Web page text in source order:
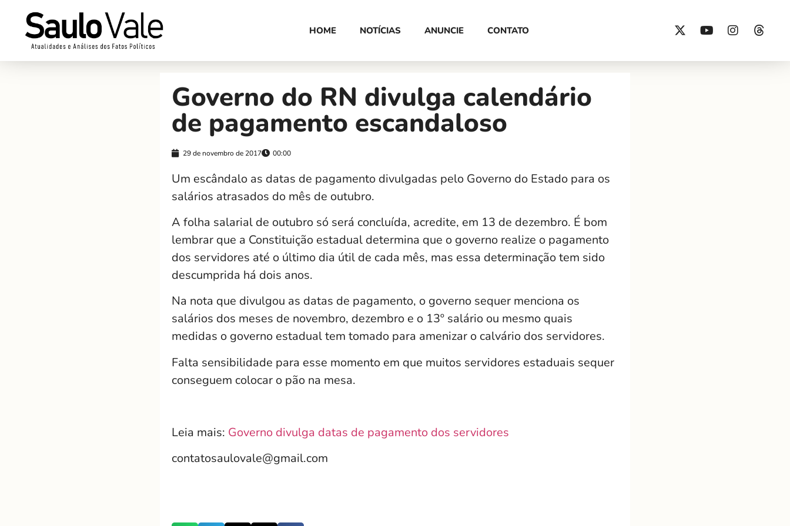
HOME NOTÍCIAS ANUNCIE CONTATO
Governo do RN divulga calendário
de pagamento escandaloso
29 de novembro de 2017 00:00
Um escândalo as datas de pagamento divulgadas pelo Governo do Estado para os
salários atrasados do mês de outubro.
A folha salarial de outubro só será concluída, acredite, em 13 de dezembro. É bom
lembrar que a Constituição estadual determina que o governo realize o pagamento
dos servidores até o último dia útil de cada mês, mas essa determinação tem sido
descumprida há dois anos.
Na nota que divulgou as datas de pagamento, o governo sequer menciona os
salários dos meses de novembro, dezembro e o 13º salário ou mesmo quais
medidas o governo estadual tem tomado para amenizar o calvário dos servidores.
Falta sensibilidade para esse momento em que muitos servidores estaduais sequer
conseguem colocar o pão na mesa.
Leia mais: Governo divulga datas de pagamento dos servidores
contatosaulovale@gmail.com